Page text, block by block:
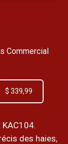
Commercial
$ 339,99
des haies,